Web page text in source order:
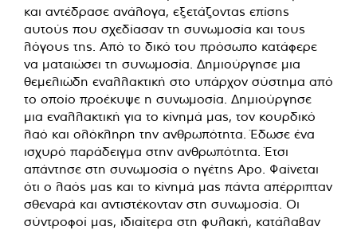
και αντέδρασε ανάλογα, εξετάζοντας επίσης
αυτούς που σχεδίασαν τη συνωμοσία και τους
λόγους της. Από το δικό του πρόσωπο κατάφερε
να ματαιώσει τη συνωμοσία. Δημιούργησε μια
θεμελιώδη εναλλακτική στο υπάρχον σύστημα από
το οποίο προέκυψε η συνωμοσία. Δημιούργησε
μια εναλλακτική για το κίνημά μας, τον κουρδικό
λαό και ολόκληρη την ανθρωπότητα. Έδωσε ένα
ισχυρό παράδειγμα στην ανθρωπότητα. Έτσι
απάντησε στη συνωμοσία ο ηγέτης Apo. Φαίνεται
ότι ο λαός μας και το κίνημά μας πάντα απέρριπταν
σθεναρά και αντιστέκονταν στη συνωμοσία. Οι
σύντροφοί μας, ιδιαίτερα στη φυλακή, κατάλαβαν